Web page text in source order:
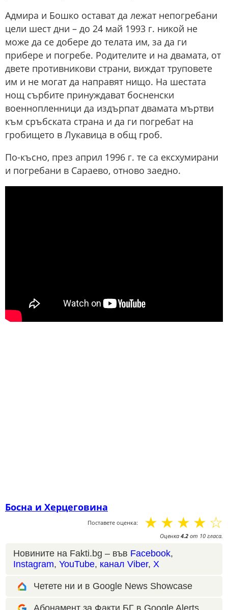
Адмира и Бошко остават да лежат непогребани
цели шест дни – до 24 май 1993 г. никой не
може да се добере до телата им, за да ги
прибере и погребе. Родителите и на двамата, от
двете противникови страни, виждат труповете
им и не могат да направят нищо. На шестата
нощ сърбите принуждават босненски
военнопленници да издърпат двамата мъртви
към сръбската страна и да ги погребат на
гробището в Лукавица в общ гроб.
По-късно, през април 1996 г. те са ексхумирани
и погребани в Сараево, отново заедно.
Босна и Херцеговина
Поставете оценка: ☆
☆
☆
☆
☆
Оценка 4.2 от 10 гласа.
Новините на Fakti.bg – във Facebook,
Instagram, YouTube, канал Viber, X
Четете ни и в Google News Showcase